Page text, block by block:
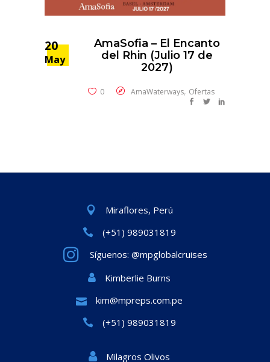
20
May
AmaSofia – El Encanto
del Rhin (Julio 17 de
2027)
0 AmaWaterways, Ofertas
Miraflores, Perú
(+51) 989031819
Síguenos: @mpglobalcruises
Kimberlie Burns
kim@mpreps.com.pe
(+51) 989031819
Milagros Olivos